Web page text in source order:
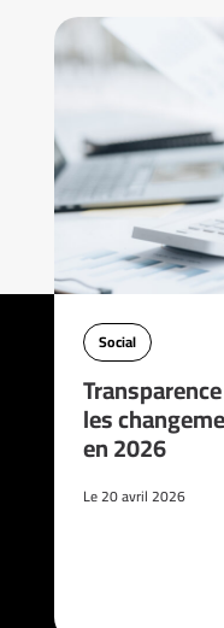
Social
les
en 2026
Le 20 avril 2026